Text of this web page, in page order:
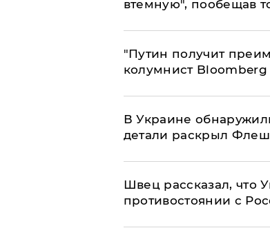
втемную", пообещав
"Путин получит
колумнист
В Украине
детали раскрыл Флеш
Швец рассказал, что
противостоянии с